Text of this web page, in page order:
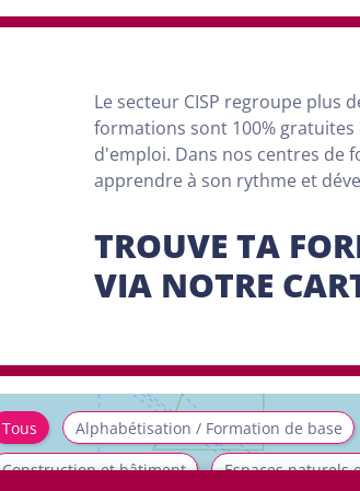
Le secteur CISP regroupe plus
formations sont 100%
d'emploi. Dans nos centres de
apprendre à son rythme et
TROUVE TA
VIA NOTRE
Tous Alphabétisation / Formation de base
Construction et bâtiment
Espaces naturels